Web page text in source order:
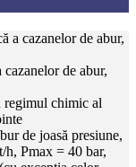
a cazanelor de abur,
de abur,
regimul chimic al
de joasă presiune,
h, Pmax = 40 bar,